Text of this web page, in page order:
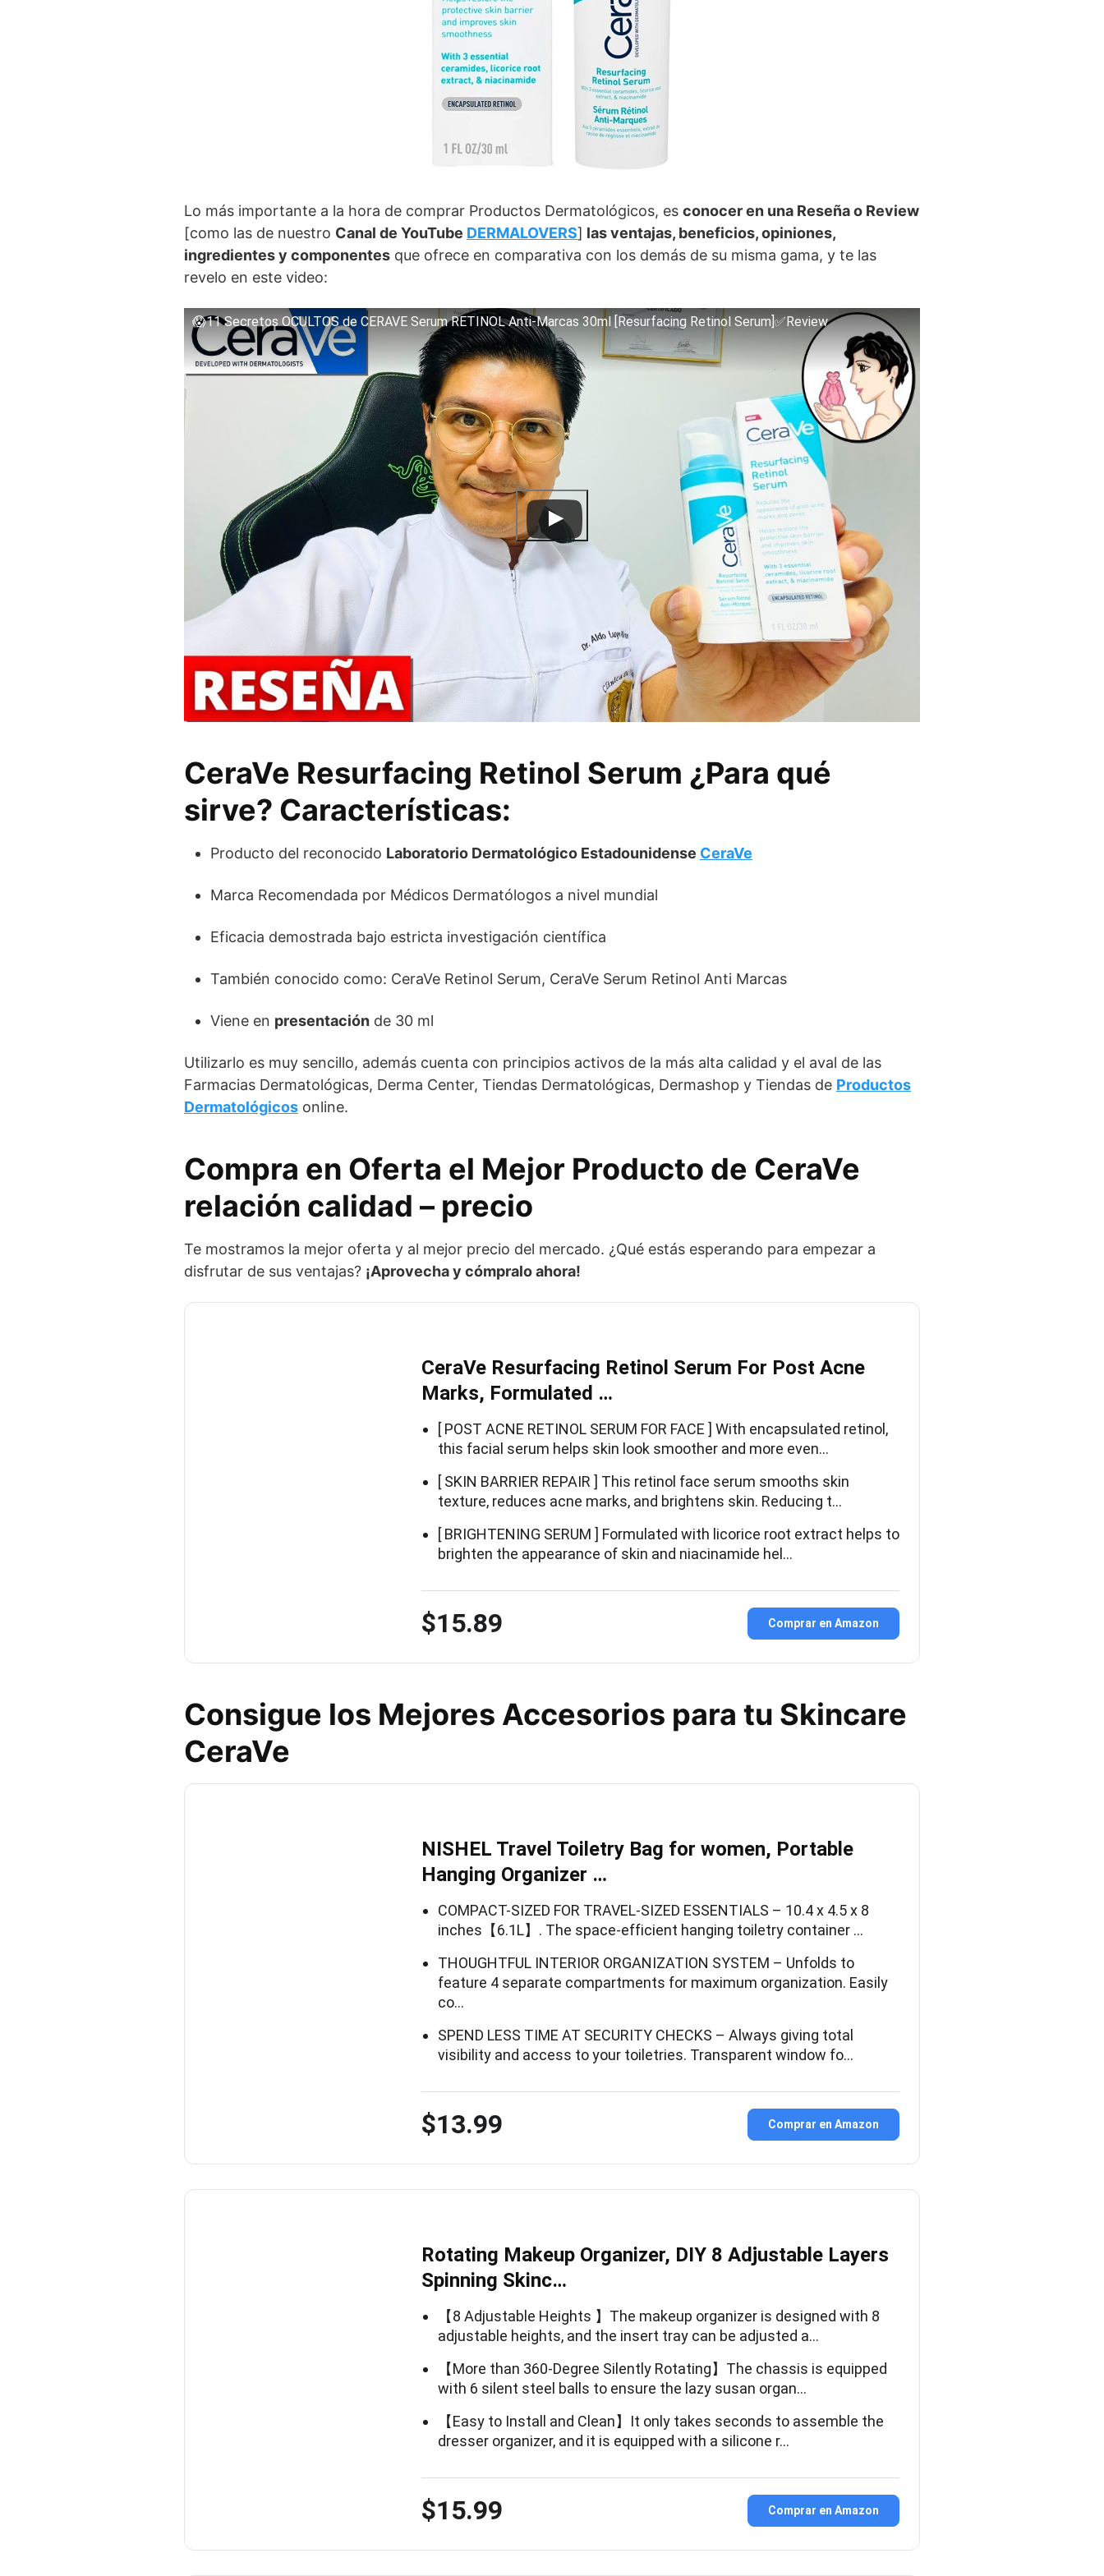
Lo más importante a la hora de comprar Productos Dermatológicos, es conocer en una Reseña o Review
[como las de nuestro Canal de YouTube DERMALOVERS] las ventajas, beneficios, opiniones,
ingredientes y componentes que ofrece en comparativa con los demás de su misma gama, y te las
revelo en este video:
😱11 Secretos OCULTOS de CERAVE Serum RETINOL Anti-Marcas 30ml [Resurfacing Retinol Serum]✅Review
CeraVe Resurfacing Retinol Serum ¿Para qué
sirve? Características:
Producto del reconocido Laboratorio Dermatológico Estadounidense CeraVe
Marca Recomendada por Médicos Dermatólogos a nivel mundial
Eficacia demostrada bajo estricta investigación científica
También conocido como: CeraVe Retinol Serum, CeraVe Serum Retinol Anti Marcas
Viene en presentación de 30 ml
Utilizarlo es muy sencillo, además cuenta con principios activos de la más alta calidad y el aval de las
Farmacias Dermatológicas, Derma Center, Tiendas Dermatológicas, Dermashop y Tiendas de Productos
Dermatológicos online.
Compra en Oferta el Mejor Producto de CeraVe
relación calidad – precio
Te mostramos la mejor oferta y al mejor precio del mercado. ¿Qué estás esperando para empezar a
disfrutar de sus ventajas? ¡Aprovecha y cómpralo ahora!
CeraVe Resurfacing Retinol Serum For Post Acne
Marks, Formulated …
[ POST ACNE RETINOL SERUM FOR FACE ] With encapsulated retinol,
this facial serum helps skin look smoother and more even…
[ SKIN BARRIER REPAIR ] This retinol face serum smooths skin
texture, reduces acne marks, and brightens skin. Reducing t…
[ BRIGHTENING SERUM ] Formulated with licorice root extract helps to
brighten the appearance of skin and niacinamide hel…
$15.89 Comprar en Amazon
Consigue los Mejores Accesorios para tu Skincare
CeraVe
NISHEL Travel Toiletry Bag for women, Portable
Hanging Organizer …
COMPACT-SIZED FOR TRAVEL-SIZED ESSENTIALS – 10.4 x 4.5 x 8
inches【6.1L】. The space-efficient hanging toiletry container …
THOUGHTFUL INTERIOR ORGANIZATION SYSTEM – Unfolds to
feature 4 separate compartments for maximum organization. Easily
co…
SPEND LESS TIME AT SECURITY CHECKS – Always giving total
visibility and access to your toiletries. Transparent window fo…
$13.99 Comprar en Amazon
Rotating Makeup Organizer, DIY 8 Adjustable Layers
Spinning Skinc…
【8 Adjustable Heights 】The makeup organizer is designed with 8
adjustable heights, and the insert tray can be adjusted a…
【More than 360-Degree Silently Rotating】The chassis is equipped
with 6 silent steel balls to ensure the lazy susan organ…
【Easy to Install and Clean】It only takes seconds to assemble the
dresser organizer, and it is equipped with a silicone r…
$15.99 Comprar en Amazon